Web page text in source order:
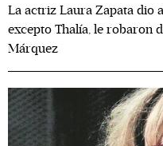
La actriz Laura Zapata dio
excepto Thalía, le robaron
Márquez